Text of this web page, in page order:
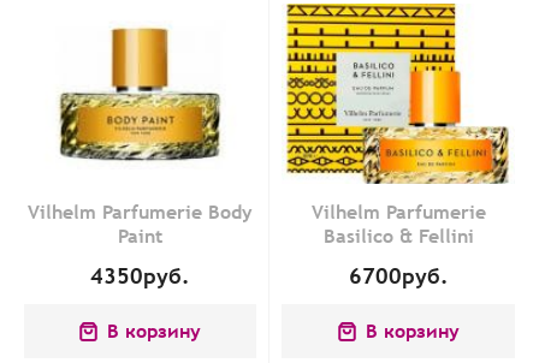
Vilhelm Parfumerie Body
Paint
4350руб.
В корзину
Vilhelm Parfumerie
Basilico & Fellini
6700руб.
В корзину